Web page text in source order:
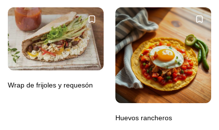
Wrap de frijoles y requesón
Huevos rancheros